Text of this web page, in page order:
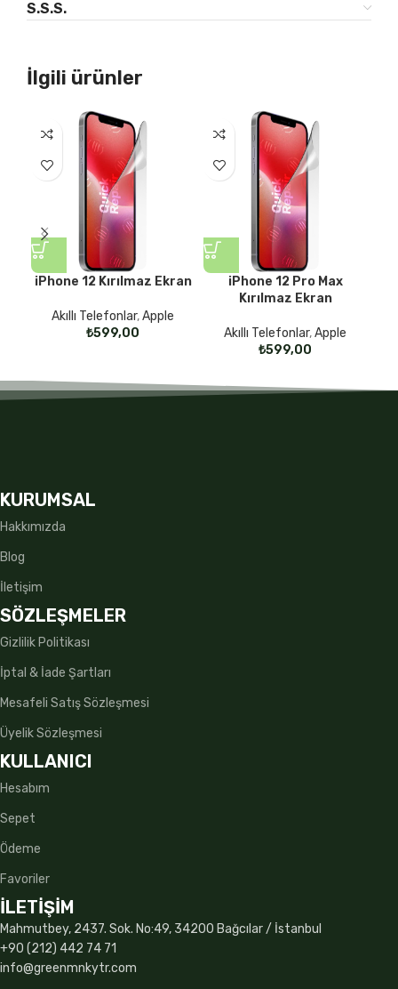
S.S.S.
İlgili ürünler
iPhone 12 Kırılmaz Ekran
Akıllı Telefonlar,Apple
₺
iPhone 12 Pro Max
Kırılmaz Ekran
Akıllı Telefonlar,Apple
₺
KURUMSAL
Hakkımızda
Blog
İletişim
SÖZLEŞMELER
Gizlilik Politikası
İptal & İade Şartları
Mesafeli Satış Sözleşmesi
Üyelik Sözleşmesi
KULLANICI
Hesabım
Sepet
Ödeme
Favoriler
İLETİŞİM
Mahmutbey, 2437. Sok. No:49, 34200 Bağcılar / İstanbul
+90 (212) 442 74 71
info@greenmnkytr.com